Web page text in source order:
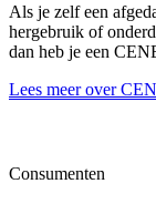
Als je zelf een
hergebruik of
dan heb je een
Lees meer over
Consumenten